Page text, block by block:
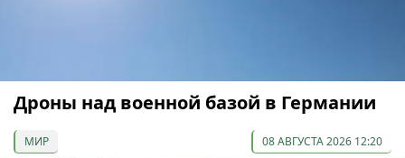
Дроны над военной базой в Германии
МИР 08 АВГУСТА 2026 12:20